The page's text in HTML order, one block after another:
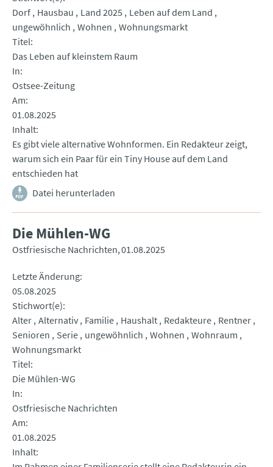
Dorf Hausbau Land 2025
Leben auf dem Land
ungewöhnlich Wohnen Wohnungsmarkt
Titel
Das Leben auf kleinstem Raum
In
Ostsee-Zeitung
Am
01.08.2025
Inhalt
Es gibt viele alternative Wohnformen. Ein Redakteur zeigt,
warum sich ein Paar für ein Tiny House auf dem Land
entschieden hat
Datei herunterladen
Die Mühlen-WG
Ostfriesische Nachrichten 01.08.2025
Letzte Änderung
05.08.2025
Stichwort(e)
Alter Alternativ Familie Haushalt Redakteure Rentner
Senioren
Serie ungewöhnlich Wohnen Wohnraum
Wohnungsmarkt
Titel
Die Mühlen-WG
In
Ostfriesische Nachrichten
Am
01.08.2025
Inhalt